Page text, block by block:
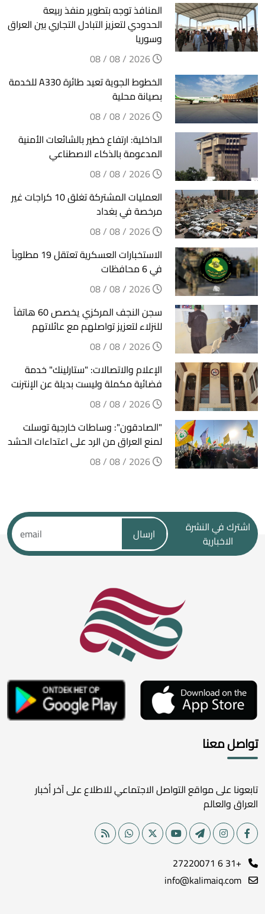
المنافذ توجه بتطوير منفذ ربيعة
الحدودي لتعزيز التبادل التجاري بين العراق
وسوريا
الخطوط الجوية تعيد طائرة A330 للخدمة
بصيانة محلية
الداخلية: ارتفاع خطير بالشائعات الأمنية
المدعومة بالذكاء الاصطناعي
العمليات المشتركة تغلق 10 كراجات غير
مرخصة في بغداد
الاستخبارات العسكرية تعتقل 19 مطلوباً
في 6 محافظات
سجن النجف المركزي يخصص 60 هاتفاً
للنزلاء لتعزيز تواصلهم مع عائلاتهم
الإعلام والاتصالات: "ستارلينك" خدمة
فضائية مكملة وليست بديلة عن الإنترنت
"الصادقون": وساطات خارجية توسلت
لمنع العراق من الرد على اعتداءات الحشد
اشترك في النشرة
الاخبارية
ارسال
تواصل معنا
تابعونا على مواقع التواصل الاجتماعي للاطلاع على آخر أخبار
العراق والعالم
+31 6 27220071
info@kalimaiq.com